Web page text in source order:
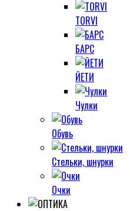
TORVI
БАРС
ЙЕТИ
Чулки
Обувь
Стельки, шнурки
Очки